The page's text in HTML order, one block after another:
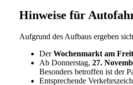
Hinweise für
Aufgrund des Aufbaus ergeben
DerWochenmarkt am
Ab Donnerstag, 27.
Besonders betroffen ist der
Entsprechende